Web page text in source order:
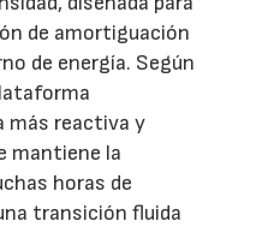
de amortiguación
de energía. Según
más reactiva y
mantiene la
horas de
transición fluida